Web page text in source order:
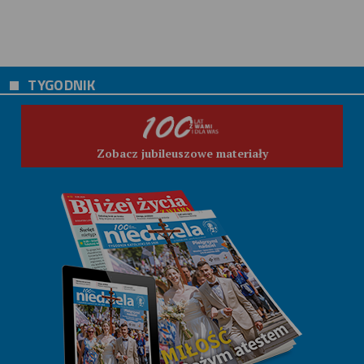
TYGODNIK
Zobacz jubileuszowe materiały